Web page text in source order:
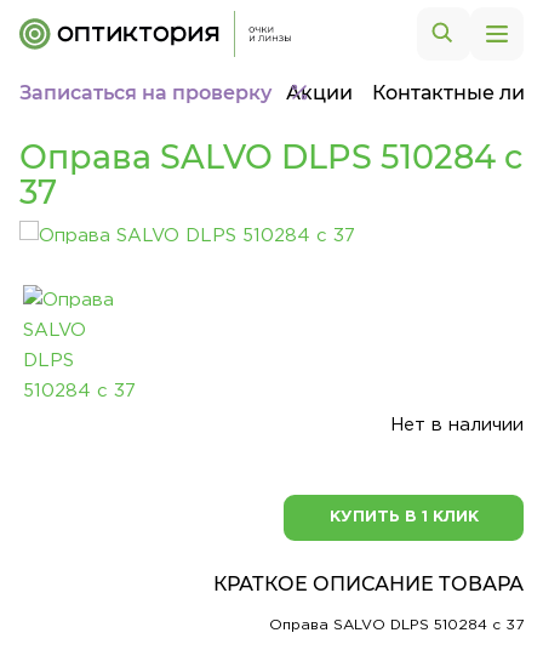
Записаться на проверку Акции Контактные
Оправа SALVO DLPS 510284 c
37
Нет в наличии
КУПИТЬ В 1 КЛИК
КРАТКОЕ ОПИСАНИЕ ТОВАРА
Оправа SALVO DLPS 510284 c 37